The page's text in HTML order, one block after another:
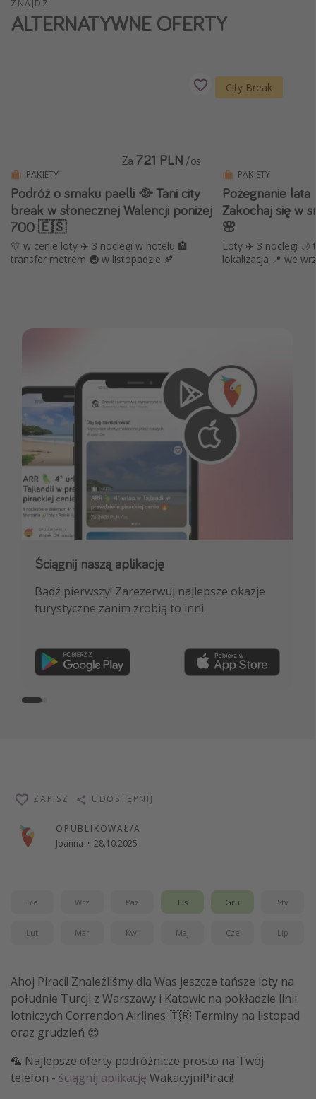
Weekend dla dwojga
Więcej tematów
Newsy, ciekawostki, porady podróżnicze
Najlepsze aplikacje podróżnicze
Kalendarz podróży
ZNAJDŹ
ALTERNATYWNE OFERTY
PAKIETY
Podróż o smaku paelli 🥘 Tani city
break w słonecznej Walencji poniżej
700 🇪🇸
💛 w cenie loty ✈️ 3 noclegi w hotelu 🏨
transfer metrem 🚇 w listopadzie 🍂
Za 721 PLN /os
City Break
PAKIETY
Pożegnanie
Zakochaj się w
🌸
Loty ✈️ 3 noclegi 🌙 transfery 🚎 super
lokalizacja 📍 we
Ściągnij naszą aplikację
Bądź pierwszy! Zarezerwuj najlepsze okazje
turystyczne zanim zrobią to inni.
Dołącz do naszego kanału na WhatsApp
NAJLEPSZE oferty podróżnicze, porady
ekspertów i wiele więcej!
OPUBLIKOWAŁ/A
Joanna · 28.10.2025
ZAPISZ UDOSTĘPNIJ
Sie Wrz Paź Lis Gru Sty
Lut Mar Kwi Maj Cze Lip
Ahoj Piraci! Znaleźliśmy dla Was jeszcze tańsze loty na
południe Turcji z Warszawy i Katowic na pokładzie linii
lotniczych Correndon Airlines 🇹🇷 Terminy na listopad
oraz grudzień 😍
🦜 Najlepsze oferty podróżnicze prosto na Twój
telefon - ściągnij aplikację WakacyjniPiraci!